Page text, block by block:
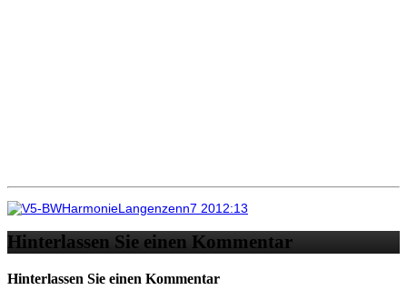
Hinterlassen Sie einen Kommentar
Hinterlassen Sie einen Kommentar